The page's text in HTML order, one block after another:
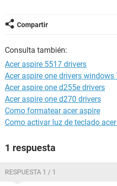
Compartir
Consulta también:
Acer aspire 5517 drivers
Acer aspire one drivers windows
Acer aspire one d255e drivers
Acer aspire one d270 drivers
Como formatear acer aspire
Como activar luz de teclado
1 respuesta
RESPUESTA 1 / 1